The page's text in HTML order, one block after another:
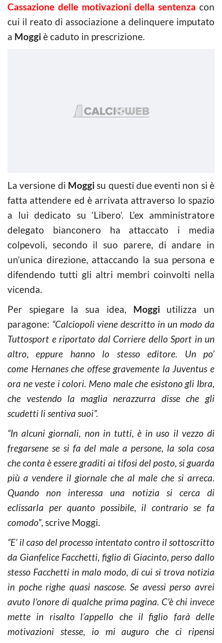
Cassazione delle motivazioni della sentenza con
cui il reato di associazione a delinquere imputato
a Moggi è caduto in prescrizione.
La versione di Moggi su questi due eventi non si è
fatta attendere ed è arrivata attraverso lo spazio
a lui dedicato su ‘Libero’. L’ex amministratore
delegato bianconero ha attaccato i media
colpevoli, secondo il suo parere, di andare in
un’unica direzione, attaccando la sua persona e
difendendo tutti gli altri membri coinvolti nella
vicenda.
Per spiegare la sua idea, Moggi utilizza un
paragone: “Calciopoli viene descritto in un modo da
Tuttosport e riportato dal Corriere dello Sport in un
altro, eppure hanno lo stesso editore. Un po’
come Hernanes che offese gravemente la Juventus e
ora ne veste i colori. Meno male che esistono gli Ibra,
che vestendo la maglia nerazzurra disse che gli
scudetti li sentiva suoi”.
“In alcuni giornali, non in tutti, è in uso il vezzo di
fregarsene se si fa del male a persone, la sola cosa
che conta è essere graditi ai tifosi del posto, si guarda
più a vendere il giornale che al male che si arreca.
Quando non interessa una notizia si cerca di
eclissarla per quanto possibile, il contrario se fa
comodo”, scrive Moggi.
“E’ il caso del processo intentato contro il sottoscritto
da Gianfelice Facchetti, figlio di Giacinto, perso dallo
stesso Facchetti in malo modo, di cui si trova notizia
in poche righe quasi nascose. Se avessi perso avrei
avuto l’onore di qualche prima pagina. C’è chi invece
mette in risalto l’appello che il figlio farà delle
motivazioni stesse, io mi auguro che ci ripensi